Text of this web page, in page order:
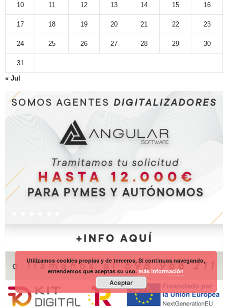
10 11 12 13 14 15 16
17 18 19 20 21 22 23
24 25 26 27 28 29 30
31
« Jul
Utilizamos cookies propias y de terceros. Si continuas navegando,
entendemos que aceptas su uso.más información
Aceptar